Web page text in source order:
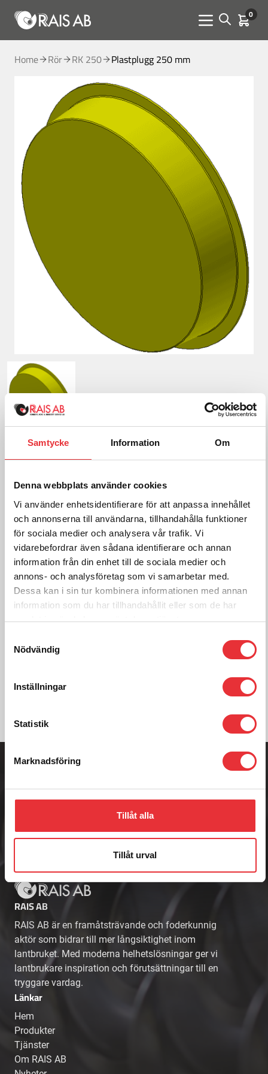
Samtycke Information Om
Denna webbplats använder cookies
Vi använder enhetsidentifierare för att anpassa innehållet
och annonserna till användarna, tillhandahålla funktioner
för sociala medier och analysera vår trafik. Vi
vidarebefordrar även sådana identifierare och annan
information från din enhet till de sociala medier och
annons- och analysföretag som vi samarbetar med.
Dessa kan i sin tur kombinera informationen med annan
information som du har tillhandahållit eller som de har
samlat in när du har använt deras tjänster.
Nödvändig
Inställningar
Statistik
Marknadsföring
Tillåt alla
Tillåt urval
Menu toggle
Open 0
Home Rör RK 250 Plastplugg 250 mm
Plastplugg 250 mm
105SEK exkl. moms
Frakt tillkommer efter orderkännande
Lägg i varukorg
För mer information om
RK 250, kontakta oss:
0512-301700
Kontakta oss
Badenetorp 1,
Telefon
info@raisab.com
RAIS AB
RAIS AB är en framåtsträvande och foderkunnig
aktör som bidrar till mer långsiktighet inom
lantbruket. Med moderna helhetslösningar ger vi
lantbrukare inspiration och förutsättningar till en
tryggare vardag.
Länkar
Hem
Produkter
Tjänster
Om RAIS AB